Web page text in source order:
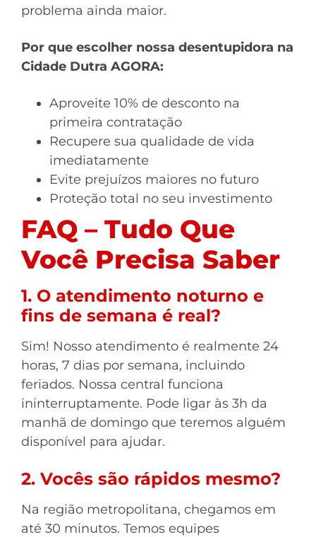
problema ainda maior.
Por que escolher nossa desentupidora na
Cidade Dutra AGORA:
Aproveite 10% de desconto na
primeira contratação
Recupere sua qualidade de vida
imediatamente
Evite prejuízos maiores no futuro
Proteção total no seu investimento
FAQ – Tudo Que
Você Precisa Saber
1. O atendimento noturno e
fins de semana é real?
Sim! Nosso atendimento é realmente 24
horas, 7 dias por semana, incluindo
feriados. Nossa central funciona
ininterruptamente. Pode ligar às 3h da
manhã de domingo que teremos alguém
disponível para ajudar.
2. Vocês são rápidos mesmo?
Na região metropolitana, chegamos em
até 30 minutos. Temos equipes